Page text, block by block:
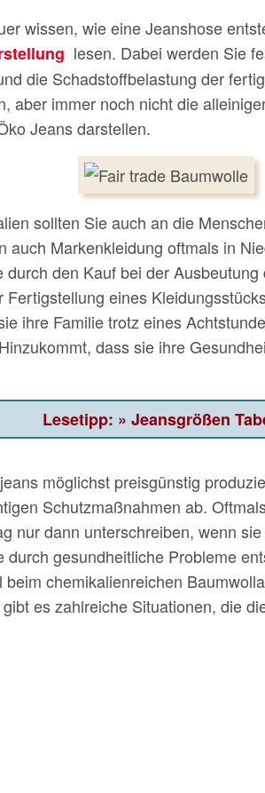
wissen, wie eine Jeanshose
lesen. Dabei werden Sie
die Schadstoffbelastung der
aber immer noch nicht die
Jeans darstellen.
sollten Sie auch an die
auch Markenkleidung oftmals in
durch den Kauf bei der
Fertigstellung eines
ihre Familie trotz eines
dass sie ihre
Jeansgrößen
möglichst preisgünstig
Schutzmaßnahmen ab.
nur dann unterschreiben, wenn
durch gesundheitliche Probleme
chemikalienreichen
es zahlreiche Situationen, die